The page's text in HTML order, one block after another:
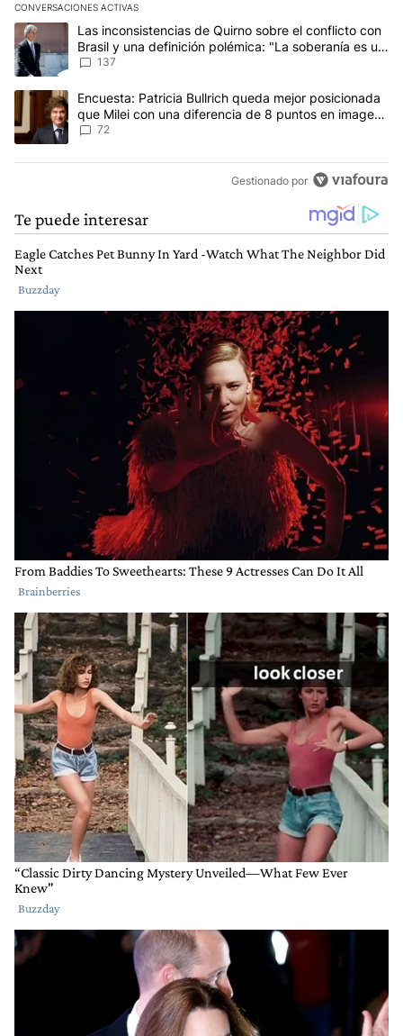
CONVERSACIONES ACTIVAS
Este listado muestra los artículos con más comentarios en los
Un artículo de tendencia con el título "Las inconsistencias de
Las inconsistencias de Quirno sobre el conflicto con
Brasil y una definición polémica: "La soberanía es un
concepto antiguo"
137
Un artículo de tendencia con el título "Encuesta: Patricia
Encuesta: Patricia Bullrich queda mejor posicionada
que Milei con una diferencia de 8 puntos en imagen
negativa
72
Gestionado por